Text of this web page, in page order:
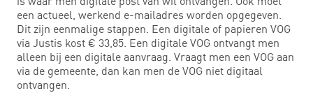
een actueel, werkend e-mailadres worden opgegeven.
Dit zijn eenmalige stappen. Een digitale of papieren VOG
via Justis kost € 33,85. Een digitale VOG ontvangt men
alleen bij een digitale aanvraag. Vraagt men een VOG aan
via de gemeente, dan kan men de VOG niet digitaal
ontvangen.